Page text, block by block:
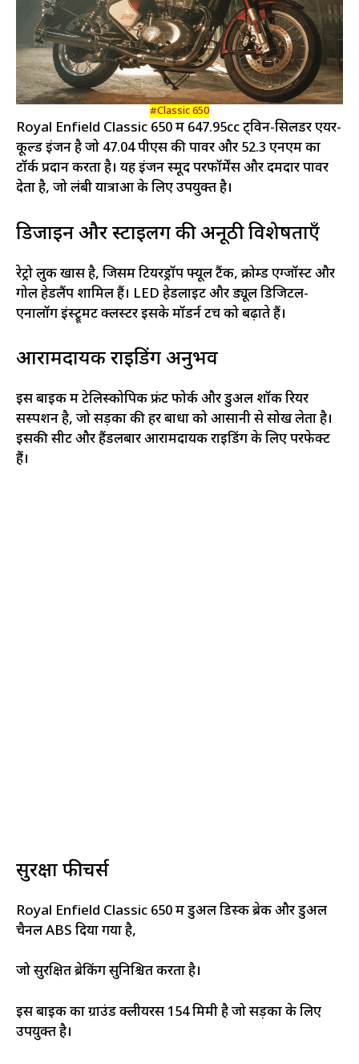
#Classic 650
Royal Enfield Classic 650 में 647.95cc ट्विन-सिलेंडर एयर-
कूल्ड इंजन है जो 47.04 पीएस की पावर और 52.3 एनएम का
टॉर्क प्रदान करता है। यह इंजन स्मूद परफॉर्मेंस और दमदार पावर
देता है, जो लंबी यात्राओं के लिए उपयुक्त है।
डिजाइन और स्टाइलिंग की अनूठी विशेषताएँ
रेट्रो लुक खास है, जिसमें टियरड्रॉप फ्यूल टैंक, क्रोम्ड एग्जॉस्ट और
गोल हेडलैंप शामिल हैं। LED हेडलाइट और ड्यूल डिजिटल-
एनालॉग इंस्ट्रूमेंट क्लस्टर इसके मॉडर्न टच को बढ़ाते हैं।
आरामदायक राइडिंग अनुभव
इस बाइक में टेलिस्कोपिक फ्रंट फोर्क और डुअल शॉक रियर
सस्पेंशन है, जो सड़कों की हर बाधा को आसानी से सोख लेता है।
इसकी सीट और हैंडलबार आरामदायक राइडिंग के लिए परफेक्ट
हैं।
सुरक्षा फीचर्स
Royal Enfield Classic 650 में डुअल डिस्क ब्रेक और डुअल
चैनल ABS दिया गया है,
जो सुरक्षित ब्रेकिंग सुनिश्चित करता है।
इस बाइक का ग्राउंड क्लीयरेंस 154 मिमी है जो सड़कों के लिए
उपयुक्त है।